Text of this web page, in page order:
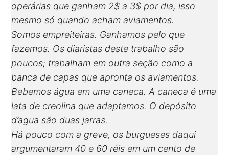
operárias que ganham 2$ a 3$ por dia, isso
mesmo só quando acham aviamentos.
Somos empreiteiras. Ganhamos pelo que
fazemos. Os diaristas deste trabalho são
poucos; trabalham em outra seção como a
banca de capas que apronta os aviamentos.
Bebemos água em uma caneca. A caneca é uma
lata de creolina que adaptamos. O depósito
d’agua são duas jarras.
Há pouco com a greve, os burgueses daqui
argumentaram 40 e 60 réis em um cento de